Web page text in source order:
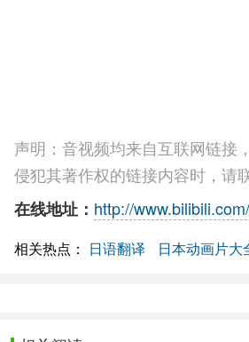
声明：音视频均来自互联网链接
侵犯其著作权的链接内容时，请
在线地址： http://
相关热点： 日语翻译 日本动画片大